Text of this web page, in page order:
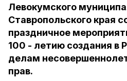
Левокумского
Ставропольского края
праздничное
100 - летию создания в
делам
прав.